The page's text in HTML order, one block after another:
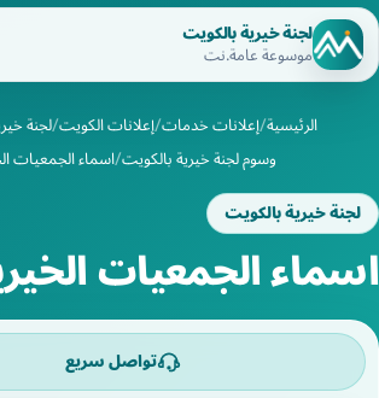
لجنة خيرية بالكويت
موسوعة عامة.نت
الرئيسية إعلانات خدمات إعلانات الكويت لجنة
وسوم لجنة خيرية بالكويت اسماء الجمعيات
لجنة خيرية بالكويت
اسماء الجمعيات
تواصل سريع